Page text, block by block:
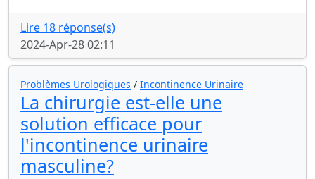
Lire 18 réponse(s)
2024-Apr-28 02:11
Problèmes Urologiques / Incontinence Urinaire
La chirurgie est-elle une
solution efficace pour
l'incontinence urinaire
masculine?